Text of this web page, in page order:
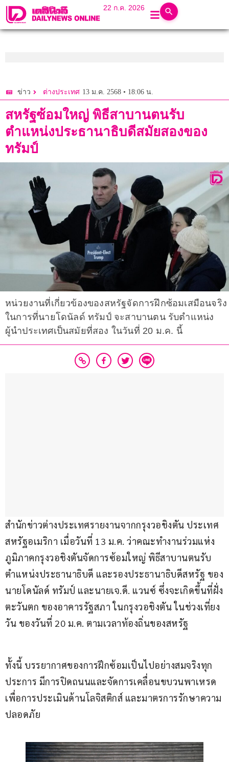
22 ก.ค. 2026
ข่าว ต่างประเทศ 13 ม.ค. 2568 • 18:06 น.
สหรัฐซ้อมใหญ่ พิธีสาบานตนรับ
ตำแหน่งประธานาธิบดีสมัยสองของ
ทรัมป์
หน่วยงานที่เกี่ยวข้องของสหรัฐจัดการฝึกซ้อมเสมือนจริง
ในการที่นายโดนัลด์ ทรัมป์ จะสาบานตน รับตำแหน่ง
ผู้นำประเทศเป็นสมัยที่สอง ในวันที่ 20 ม.ค. นี้
สำนักข่าวต่างประเทศรายงานจากกรุงวอชิงตัน ประเทศ
สหรัฐอเมริกา เมื่อวันที่ 13 ม.ค. ว่าคณะทำงานร่วมแห่ง
ภูมิภาคกรุงวอชิงตันจัดการซ้อมใหญ่ พิธีสาบานตนรับ
ตำแหน่งประธานาธิบดี และรองประธานาธิบดีสหรัฐ ของ
นายโดนัลด์ ทรัมป์ และนายเจ.ดี. แวนซ์ ซึ่งจะเกิดขึ้นที่ฝั่ง
ตะวันตก ของอาคารรัฐสภา ในกรุงวอชิงตัน ในช่วงเที่ยง
วัน ของวันที่ 20 ม.ค. ตามเวลาท้องถิ่นของสหรัฐ
ทั้งนี้ บรรยากาศของการฝึกซ้อมเป็นไปอย่างสมจริงทุก
ประการ มีการปิดถนนและจัดการเคลื่อนขบวนพาเหรด
เพื่อการประเมินด้านโลจิสติกส์ และมาตรการรักษาความ
ปลอดภัย